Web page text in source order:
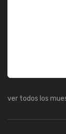
ver todos los